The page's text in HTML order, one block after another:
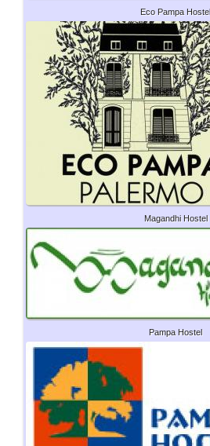
Eco Pampa Hostel
Magandhi Hostel
Pampa Hostel